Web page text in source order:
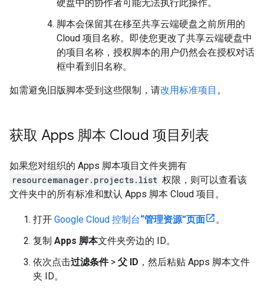
硬盘中的协作者可能无法执行此操作。
脚本会保留其在移至共享云端硬盘之前所用的
Cloud 项目名称。即使您更改了共享云端硬盘中
的项目名称，授权脚本的用户仍然会在授权对话
框中看到旧名称。
如需避免旧版脚本受到这些限制，请改用标准项目 。
获取 Apps 脚本 Cloud 项目列表
如果您对组织的 Apps 脚本项目文件夹拥有
resourcemanager.projects.list 权限，则可以查看该
文件夹中的所有标准和默认 Apps 脚本 Cloud 项目。
打开 Google Cloud 控制台“管理资源”页面
。
复制 Apps 脚本文件夹旁边的 ID。
依次点击过滤条件 > 父 ID ，然后粘贴 Apps 脚本文件
夹 ID。